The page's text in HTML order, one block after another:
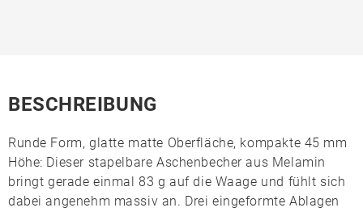
BESCHREIBUNG
Runde Form, glatte matte Oberfläche, kompakte 45 mm
Höhe: Dieser stapelbare Aschenbecher aus Melamin
bringt gerade einmal 83 g auf die Waage und fühlt sich
dabei angenehm massiv an. Drei eingeformte Ablagen